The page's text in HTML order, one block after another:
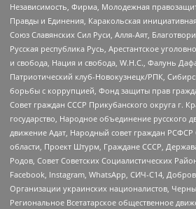
Независимость, Фирма, Молодежная
Правды и Единения, Каракольская
Союз Славянских Сил Руси, Алля-Аят,
Русская республика Русь, Арестантское
и свобода, Нация и свобода, W.H.С., Фалунь
Патриотический клуб-Новокузнецк/РПК,
борьбы с коррупцией, Фонд защиты прав
Совет граждан СССР Прикубанского округа г.
государство, Народное объединение русского
движение Адат, Народный совет граждан РСФСР
области, Проект Штурм, Граждане СССР,
Родов, Совет Советских Социалистических
Facebook, Instagram, WhatsApp, СИЧ-С14,
Организации украинских националистов,
Региональное Всетатарское общественное